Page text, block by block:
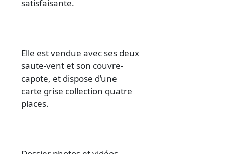
satisfaisante.
Elle est vendue avec ses deux
saute-vent et son couvre-
capote, et dispose d’une
carte grise collection quatre
places.